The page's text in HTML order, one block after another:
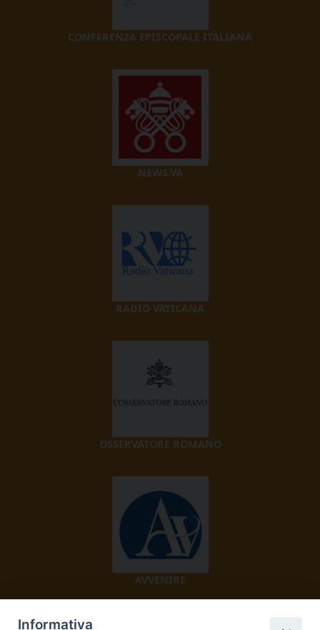
CONFERENZA EPISCOPALE ITALIANA
NEWS.VA
RADIO VATICANA
OSSERVATORE ROMANO
AVVENIRE
Informativa